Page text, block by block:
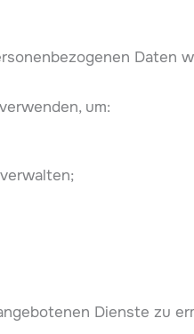
Daten
um:
Dienste zu